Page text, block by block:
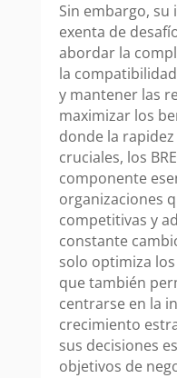
Sin embargo,
exenta de
abordar la
la
y mantener las
maximizar los
donde la
cruciales, los
componente
organizaciones
competitivas y
constante
solo optimiza
que también
centrarse en la
crecimiento
sus decisiones
objetivos de